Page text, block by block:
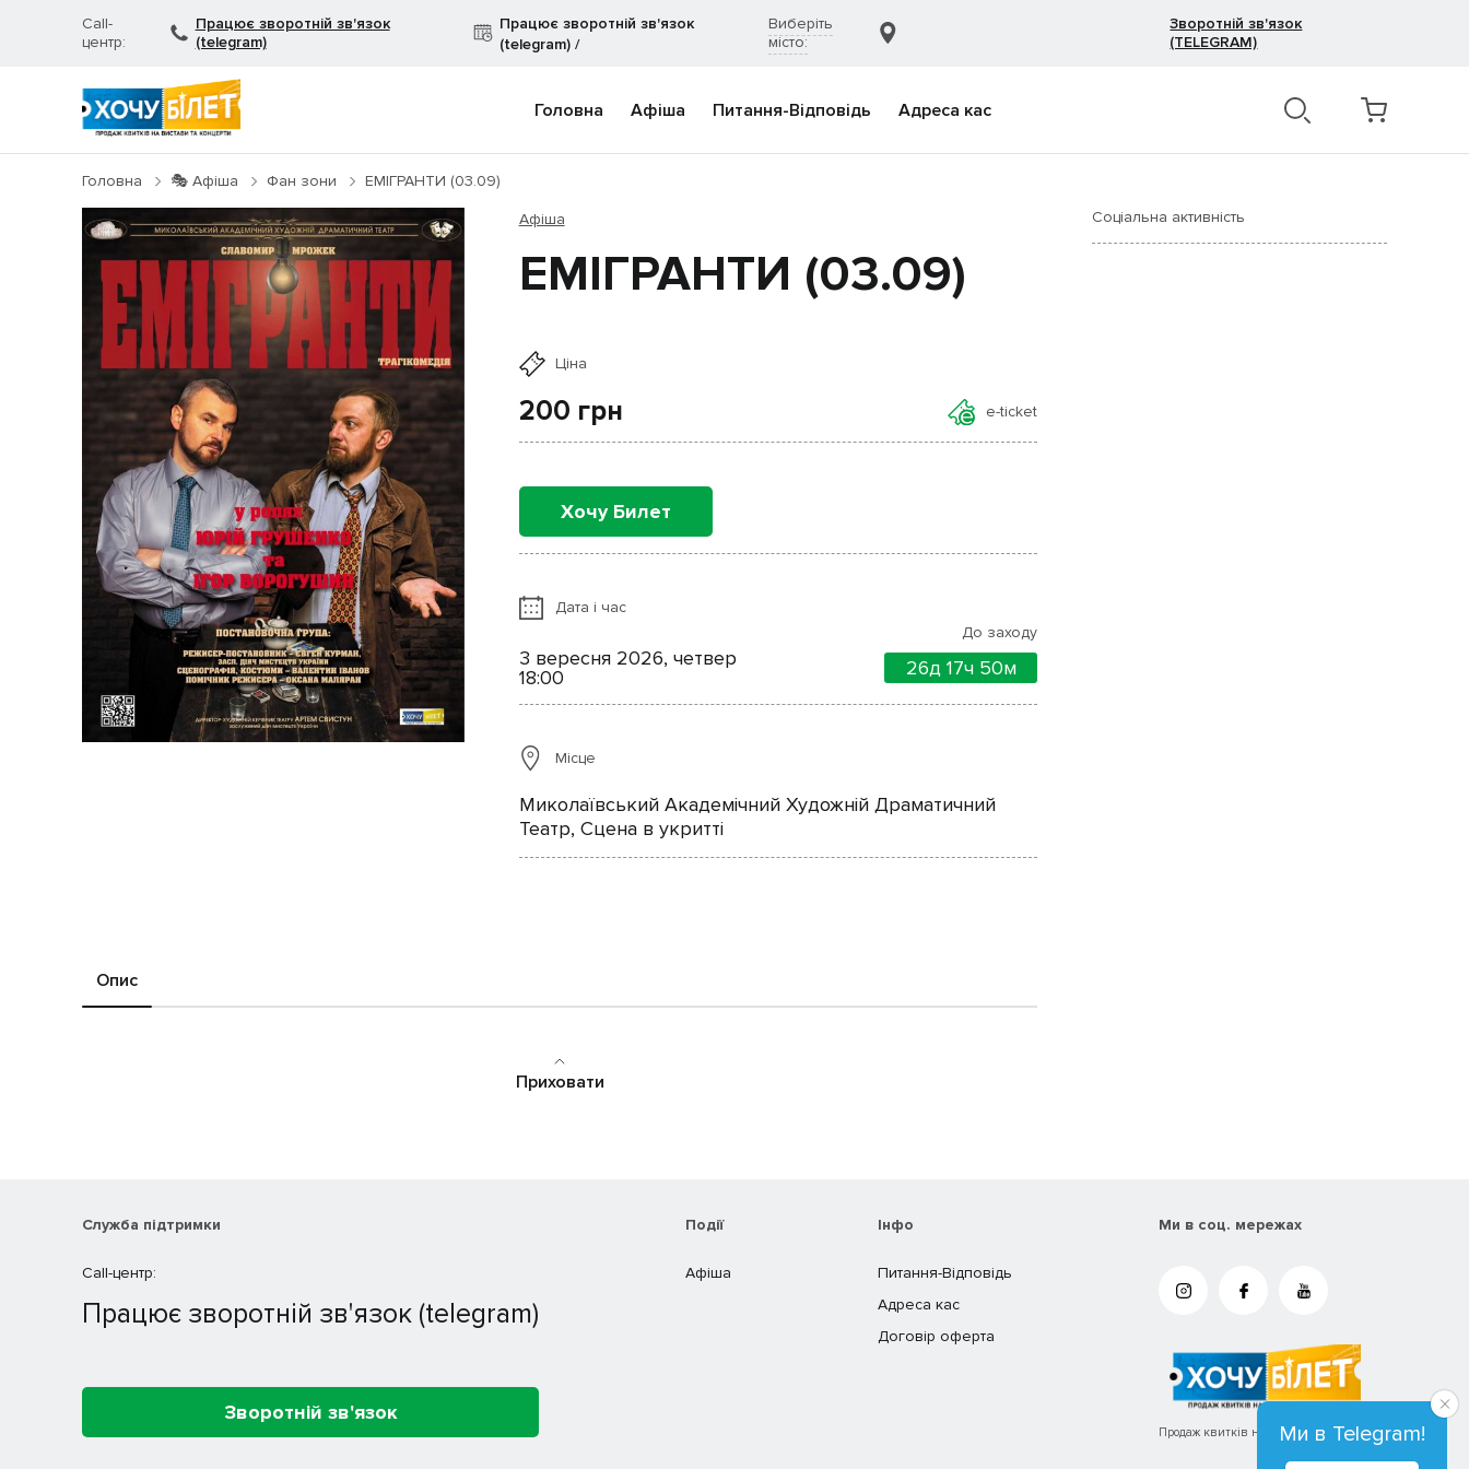
Call-
центр:
Працює зворотній зв'язок
(telegram)
Працює зворотній зв'язок
(telegram) /
Виберіть
місто:
Зворотній зв'язок
(TELEGRAM)
Головна Афіша Питання-Відповідь Адреса кас
Головна 🎭 Афіша Фан зони ЕМІГРАНТИ (03.09)
Афіша
ЕМІГРАНТИ (03.09)
Ціна
200 грн e-ticket
Хочу Билет
Дата і час
До заходу
3 вересня 2026, четвер
18:00
26д 17ч 50м
Місце
Миколаївський Академічний Художній Драматичний
Театр, Сцена в укритті
Опис
Приховати
Соціальна активність
Служба підтримки
Call-центр:
Працює зворотній зв'язок (telegram)
Зворотній зв'язок
Події
Афіша
Інфо
Питання-Відповідь
Адреса кас
Договір оферта
Ми в соц. мережах
Продаж квитків на концерти та вистави
Ми в Telegram!